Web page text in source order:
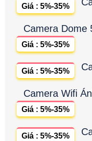
Giá : 5%-35%
Camera Dome
Giá : 5%-35%
Giá : 5%-35%
Camera Wifi
Giá : 5%-35%
Giá : 5%-35%